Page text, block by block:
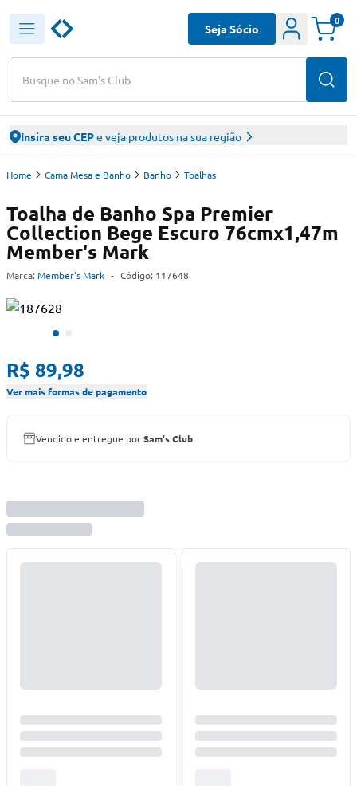
Busque no Sam's Club
Seja Sócio
0
Insira seu CEPe veja produtos na sua região
Home Cama Mesa e Banho Banho Toalhas
Toalha de Banho Spa Premier
Collection Bege Escuro 76cmx1,47m
Member's Mark
Marca: Member's Mark - Código: 117648
R$ 89,98
Ver mais formas de pagamento
Vendido e entregue porSam's Club